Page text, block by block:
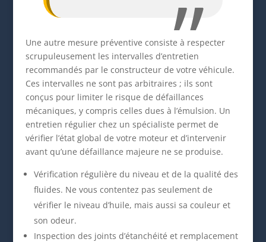
Une autre mesure préventive consiste à respecter
scrupuleusement les intervalles d’entretien
recommandés par le constructeur de votre véhicule.
Ces intervalles ne sont pas arbitraires ; ils sont
conçus pour limiter le risque de défaillances
mécaniques, y compris celles dues à l’émulsion. Un
entretien régulier chez un spécialiste permet de
vérifier l’état global de votre moteur et d’intervenir
avant qu’une défaillance majeure ne se produise.
Vérification régulière du niveau et de la qualité des
fluides. Ne vous contentez pas seulement de
vérifier le niveau d’huile, mais aussi sa couleur et
son odeur.
Inspection des joints d’étanchéité et remplacement